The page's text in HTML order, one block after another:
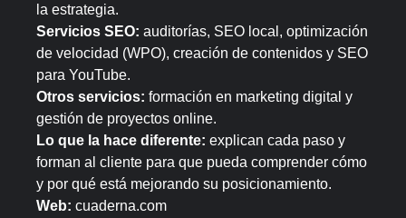
la estrategia.
Servicios SEO: auditorías, SEO local, optimización
de velocidad (WPO), creación de contenidos y SEO
para YouTube.
Otros servicios: formación en marketing digital y
gestión de proyectos online.
Lo que la hace diferente: explican cada paso y
forman al cliente para que pueda comprender cómo
y por qué está mejorando su posicionamiento.
Web: cuaderna.com